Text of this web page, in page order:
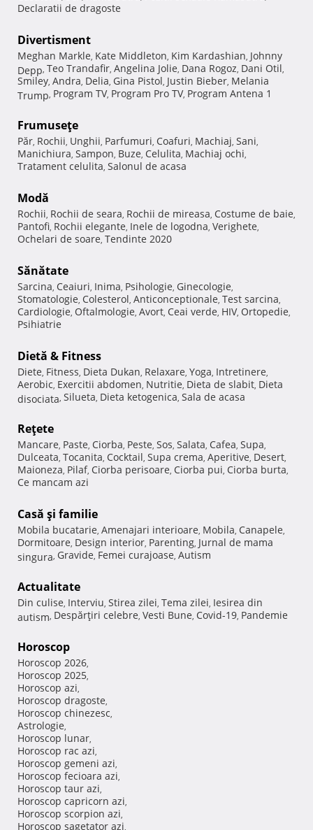
Declaratii de dragoste
Divertisment
Meghan Markle, Kate Middleton, Kim Kardashian, Johnny
Depp, Teo Trandafir, Angelina Jolie, Dana Rogoz, Dani Otil,
Smiley, Andra, Delia, Gina Pistol, Justin Bieber, Melania
Trump, Program TV, Program Pro TV, Program Antena 1
Frumuseţe
Păr, Rochii, Unghii, Parfumuri, Coafuri, Machiaj, Sani,
Manichiura, Sampon, Buze, Celulita, Machiaj ochi,
Tratament celulita, Salonul de acasa
Modă
Rochii, Rochii de seara, Rochii de mireasa, Costume de baie,
Pantofi, Rochii elegante, Inele de logodna, Verighete,
Ochelari de soare, Tendinte 2020
Sănătate
Sarcina, Ceaiuri, Inima, Psihologie, Ginecologie,
Stomatologie, Colesterol, Anticonceptionale, Test sarcina,
Cardiologie, Oftalmologie, Avort, Ceai verde, HIV, Ortopedie,
Psihiatrie
Dietă & Fitness
Diete, Fitness, Dieta Dukan, Relaxare, Yoga, Intretinere,
Aerobic, Exercitii abdomen, Nutritie, Dieta de slabit, Dieta
disociata, Silueta, Dieta ketogenica, Sala de acasa
Reţete
Mancare, Paste, Ciorba, Peste, Sos, Salata, Cafea, Supa,
Dulceata, Tocanita, Cocktail, Supa crema, Aperitive, Desert,
Maioneza, Pilaf, Ciorba perisoare, Ciorba pui, Ciorba burta,
Ce mancam azi
Casă şi familie
Mobila bucatarie, Amenajari interioare, Mobila, Canapele,
Dormitoare, Design interior, Parenting, Jurnal de mama
singura, Gravide, Femei curajoase, Autism
Actualitate
Din culise, Interviu, Stirea zilei, Tema zilei, Iesirea din
autism, Despărţiri celebre, Vesti Bune, Covid-19, Pandemie
Horoscop
Horoscop 2026,
Horoscop 2025,
Horoscop azi,
Horoscop dragoste,
Horoscop chinezesc,
Astrologie,
Horoscop lunar,
Horoscop rac azi,
Horoscop gemeni azi,
Horoscop fecioara azi,
Horoscop taur azi,
Horoscop capricorn azi,
Horoscop scorpion azi,
Horoscop sagetator azi,